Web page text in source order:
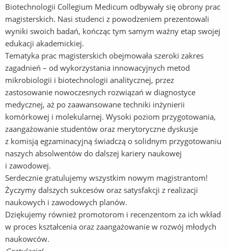
Biotechnologii Collegium Medicum odbywały się obrony prac
magisterskich. Nasi studenci z powodzeniem prezentowali
wyniki swoich badań, kończąc tym samym ważny etap swojej
edukacji akademickiej.
Tematyka prac magisterskich obejmowała szeroki zakres
zagadnień – od wykorzystania innowacyjnych metod
mikrobiologii i biotechnologii analitycznej, przez
zastosowanie nowoczesnych rozwiązań w diagnostyce
medycznej, aż po zaawansowane techniki inżynierii
komórkowej i molekularnej. Wysoki poziom przygotowania,
zaangażowanie studentów oraz merytoryczne dyskusje
z komisją egzaminacyjną świadczą o solidnym przygotowaniu
naszych absolwentów do dalszej kariery naukowej
i zawodowej.
Serdecznie gratulujemy wszystkim nowym magistrantom!
Życzymy dalszych sukcesów oraz satysfakcji z realizacji
naukowych i zawodowych planów.
Dziękujemy również promotorom i recenzentom za ich wkład
w proces kształcenia oraz zaangażowanie w rozwój młodych
naukowców.